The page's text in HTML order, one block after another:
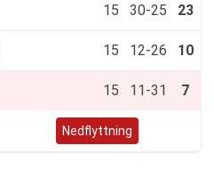
15 30-25 23
15 12-26 10
15 11-31 7
Nedflyttning